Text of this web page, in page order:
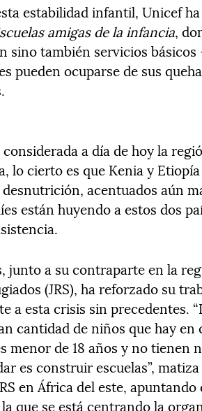
estabilidad infantil, Unicef
amigas de la infancia,
sino también servicios básicos
pueden ocuparse de sus
considerada a día de hoy la
lo cierto es que Kenia y
acentuados aún
están huyendo a estos dos
junto a su contraparte en la
(JRS), ha reforzado su
a esta crisis sin precedentes.
cantidad de niños que hay en
menor de 18 años y no tienen
es construir escuelas”,
en África del este, apuntando
que se está centrando la